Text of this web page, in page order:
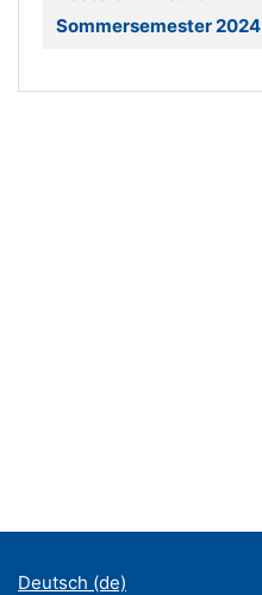
Sommersemester 2024
Deutsch ‎(de)‎